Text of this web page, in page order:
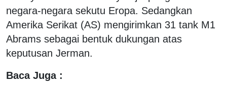
negara-negara sekutu Eropa. Sedangkan
Amerika Serikat (AS) mengirimkan 31 tank M1
Abrams sebagai bentuk dukungan atas
keputusan Jerman.
Baca Juga :